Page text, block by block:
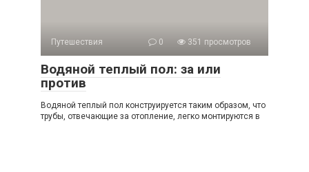
Путешествия 0 351 просмотров
Водяной теплый пол: за или
против
Водяной теплый пол конструируется таким образом, что
трубы, отвечающие за отопление, легко монтируются в